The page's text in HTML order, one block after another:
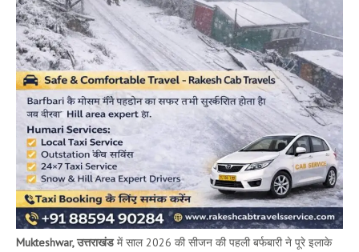
Mukteshwar, उत्तराखंडमें साल 2026 की सीजन की पहली बर्फबारी ने पूरे इलाके